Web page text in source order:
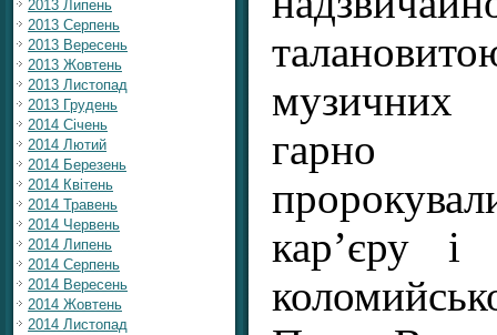
2013 Липень
2013 Серпень
2013 Вересень
2013 Жовтень
2013 Листопад
2013 Грудень
2014 Січень
2014 Лютий
2014 Березень
2014 Квітень
2014 Травень
2014 Червень
2014 Липень
2014 Серпень
2014 Вересень
2014 Жовтень
2014 Листопад
музичних
гарно
кар’єру і